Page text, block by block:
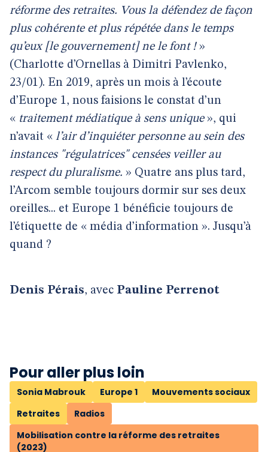
réforme des retraites. Vous la défendez de façon
plus cohérente et plus répétée dans le temps
qu’eux [le gouvernement] ne le font !»
(Charlotte d’Ornellas à Dimitri Pavlenko,
23/01). En 2019, après un mois à l’écoute
d’Europe 1, nous faisions le constat d’un
« traitement médiatique à sens unique», qui
n’avait « l’air d’inquiéter personne au sein des
instances "régulatrices" censées veiller au
respect du pluralisme. » Quatre ans plus tard,
l’Arcom semble toujours dormir sur ses deux
oreilles... et Europe 1 bénéficie toujours de
l’étiquette de « média d’information ». Jusqu’à
quand ?
Denis Pérais, avec Pauline Perrenot
Pour aller plus loin
Sonia Mabrouk Europe 1
Mouvements sociaux
Retraites
Radios
Mobilisation contre la réforme des retraites
(2023)